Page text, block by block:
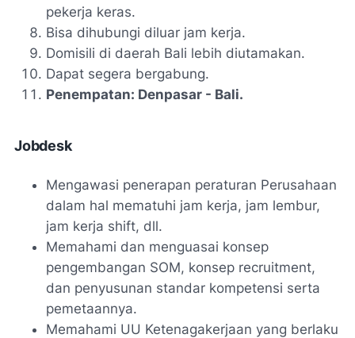
pekerja keras.
Bisa dihubungi diluar jam kerja.
Domisili di daerah Bali lebih diutamakan.
Dapat segera bergabung.
Penempatan: Denpasar - Bali.
Jobdesk
Mengawasi penerapan peraturan Perusahaan
dalam hal mematuhi jam kerja, jam lembur,
jam kerja shift, dll.
Memahami dan menguasai konsep
pengembangan SOM, konsep recruitment,
dan penyusunan standar kompetensi serta
pemetaannya.
Memahami UU Ketenagakerjaan yang berlaku